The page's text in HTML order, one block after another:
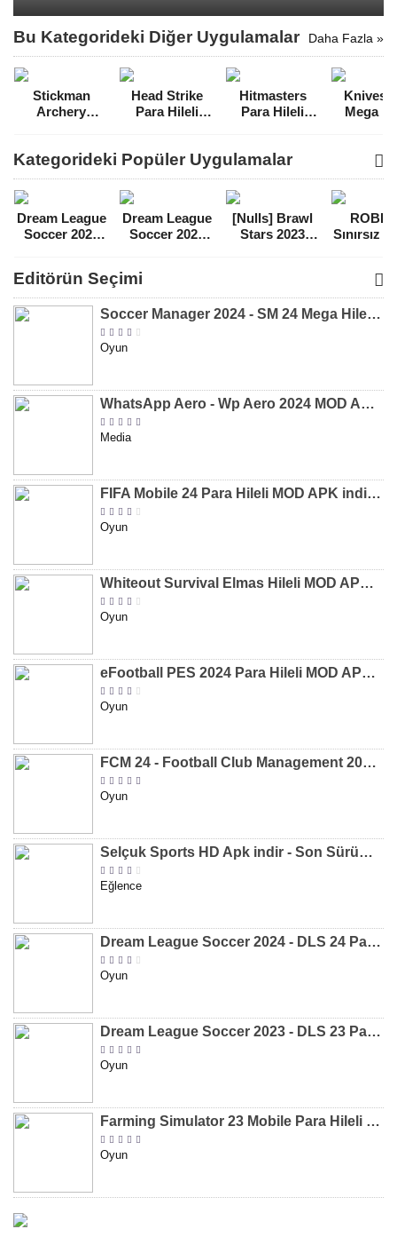
Bu Kategorideki Diğer Uygulamalar Daha Fazla »
Stickman
Archery
Hileli MOD
APK [v1.0.18]
Head Strike
Para Hileli
Hitmasters
Para Hileli
Knives
Mega
Kategorideki Popüler Uygulamalar
Dream League
Soccer 2021
[v8.31]
Dream League
Soccer 2022
[Nulls] Brawl
Stars 2023
Sınırsız
Editörün Seçimi
Soccer Manager 2024 - SM 24 Mega Hileli MOD APK indir [v3.0.0]
Oyun
WhatsApp Aero - Wp Aero 2024 MOD APK indir [v10.0.2]
Media
FIFA Mobile 24 Para Hileli MOD APK indir [v20.1.02]
Oyun
Whiteout Survival Elmas Hileli MOD APK indir [v1.13.1]
Oyun
eFootball PES 2024 Para Hileli MOD APK indir [v8.2.0]
Oyun
FCM 24 - Football Club Management 2024 Para Hileli MOD APK indir [v1.0.4]
Oyun
Selçuk Sports HD Apk indir - Son Sürüm 2024 [2.0.1.9]
Eğlence
Dream League Soccer 2024 - DLS 24 Para Hileli MOD APK indir [v11.050]
Oyun
Dream League Soccer 2023 - DLS 23 Para Hileli MOD APK [v11.020]
Oyun
Farming Simulator 23 Mobile Para Hileli MOD APK indir [v0.0.0.8]
Oyun